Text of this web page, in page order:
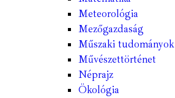
Meteorológia
Mezőgazdaság
Műszaki tudományok
Művészettörténet
Néprajz
Ökológia